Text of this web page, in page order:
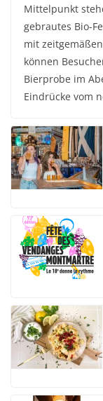
Mittelpunkt
gebrautes Bio-
mit
können
Bierprobe im
Eindrücke vom